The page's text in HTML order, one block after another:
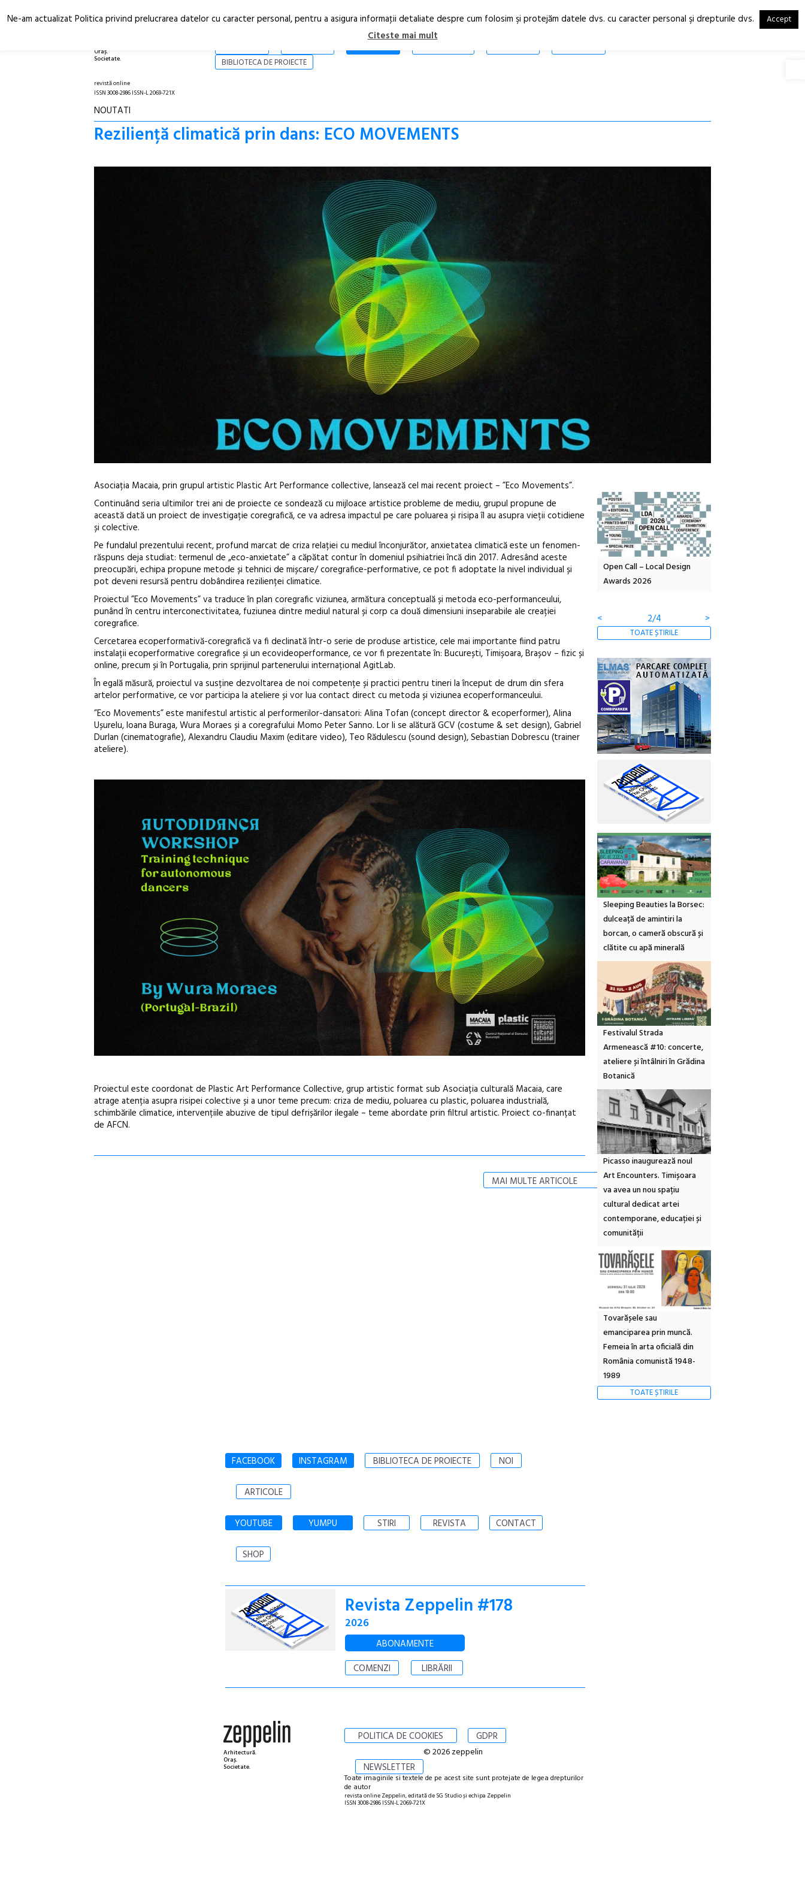
Oraș.
Societate.
RO
EN
STIRI
BIBLIOTECA DE PROIECTE
revistă online
ISSN 3008-2986 ISSN-L 2069-721X
NOUTATI
Reziliență climatică prin dans: ECO MOVEMENTS
Asociația Macaia, prin grupul artistic Plastic Art Performance collective, lansează cel mai recent proiect – ”Eco Movements”.
Continuând seria ultimilor trei ani de proiecte ce sondează cu mijloace artistice probleme de mediu, grupul propune de
această dată un proiect de investigație coregrafică, ce va adresa impactul pe care poluarea și risipa îl au asupra vieții cotidiene
și colective.
Pe fundalul prezentului recent, profund marcat de criza relației cu mediul înconjurător, anxietatea climatică este un fenomen-
răspuns deja studiat: termenul de „eco-anxietate” a căpătat contur în domeniul psihiatriei încă din 2017. Adresând aceste
preocupări, echipa propune metode și tehnici de mișcare/ coregrafice-performative, ce pot fi adoptate la nivel individual și
pot deveni resursă pentru dobândirea rezilienței climatice.
Proiectul ”Eco Movements” va traduce în plan coregrafic viziunea, armătura conceptuală și metoda eco-performanceului,
punând în centru interconectivitatea, fuziunea dintre mediul natural și corp ca două dimensiuni inseparabile ale creației
coregrafice.
Cercetarea ecoperformativă-coregrafică va fi declinată într-o serie de produse artistice, cele mai importante fiind patru
instalații ecoperformative coregrafice și un ecovideoperformance, ce vor fi prezentate în: București, Timișoara, Brașov – fizic și
online, precum și în Portugalia, prin sprijinul partenerului internațional AgitLab.
În egală măsură, proiectul va susține dezvoltarea de noi competențe și practici pentru tineri la început de drum din sfera
artelor performative, ce vor participa la ateliere și vor lua contact direct cu metoda și viziunea ecoperformanceului.
”Eco Movements” este manifestul artistic al performerilor-dansatori: Alina Tofan (concept director & ecoperformer), Alina
Ușurelu, Ioana Buraga, Wura Moraes și a coregrafului Momo Peter Sanno. Lor li se alătură GCV (costume & set design), Gabriel
Durlan (cinematografie), Alexandru Claudiu Maxim (editare video), Teo Rădulescu (sound design), Sebastian Dobrescu (trainer
ateliere).
Proiectul este coordonat de Plastic Art Performance Collective, grup artistic format sub Asociația culturală Macaia, care
atrage atenția asupra risipei colective și a unor teme precum: criza de mediu, poluarea cu plastic, poluarea industrială,
schimbările climatice, intervențiile abuzive de tipul defrișărilor ilegale – teme abordate prin filtrul artistic. Proiect co-finanțat
de AFCN.
MAI MULTE ARTICOLE
În curând: POELANDA – parc
Open Call – Local Design
Awards 2026
<
2/4 >
TOATE ȘTIRILE
Sleeping Beauties la Borsec:
dulceață de amintiri la
borcan, o cameră obscură și
clătite cu apă minerală
Festivalul Strada
Armenească #10: concerte,
ateliere și întâlniri în Grădina
Botanică
Picasso inaugurează noul
Art Encounters. Timișoara
va avea un nou spațiu
cultural dedicat artei
contemporane, educației și
comunității
Tovarășele sau
emanciparea prin muncă.
Femeia în arta oficială din
România comunistă 1948-
1989
TOATE ȘTIRILE
FACEBOOK INSTAGRAM BIBLIOTECA DE PROIECTE NOI
ARTICOLE
YOUTUBE YUMPU STIRI REVISTA CONTACT
SHOP
Revista Zeppelin #178
2026
ABONAMENTE
COMENZI
LIBRĂRII
Arhitectură.
Oraș.
Societate.
POLITICA DE COOKIES GDPR
NEWSLETTER
© 2026 zeppelin
Toate imaginile si textele de pe acest site sunt protejate de legea drepturilor
de autor
revista online Zeppelin, editată de SG Studio și echipa Zeppelin
ISSN 3008-2986 ISSN-L 2069-721X
Ne-am actualizat Politica privind prelucrarea datelor cu caracter personal, pentru a asigura informaţii detaliate despre cum folosim şi protejăm datele dvs. cu caracter personal şi drepturile dvs. Accept
Citeste mai mult